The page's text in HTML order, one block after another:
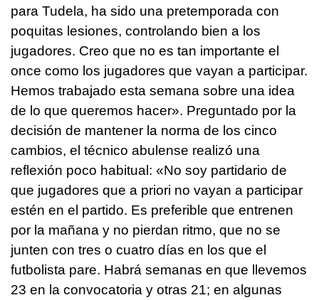
para Tudela, ha sido una pretemporada con
poquitas lesiones, controlando bien a los
jugadores. Creo que no es tan importante el
once como los jugadores que vayan a participar.
Hemos trabajado esta semana sobre una idea
de lo que queremos hacer». Preguntado por la
decisión de mantener la norma de los cinco
cambios, el técnico abulense realizó una
reflexión poco habitual: «No soy partidario de
que jugadores que a priori no vayan a participar
estén en el partido. Es preferible que entrenen
por la mañana y no pierdan ritmo, que no se
junten con tres o cuatro días en los que el
futbolista pare. Habrá semanas en que llevemos
23 en la convocatoria y otras 21; en algunas